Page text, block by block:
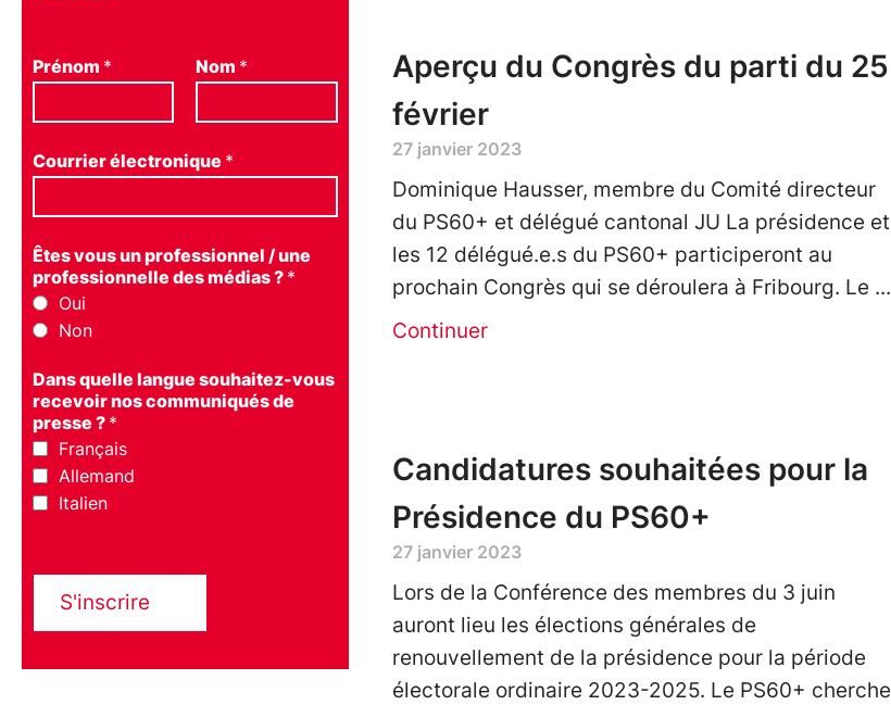
Prénom * Nom *
Courrier électronique *
Êtes vous un professionnel / une
professionnelle des médias ? *
Oui
Non
Dans quelle langue souhaitez-vous
recevoir nos communiqués de
presse ? *
Français
Allemand
Italien
S'inscrire
Aperçu du Congrès du parti du 25
février
27 janvier 2023
Dominique Hausser, membre du Comité directeur
du PS60+ et délégué cantonal JU La présidence et
les 12 délégué.e.s du PS60+ participeront au
prochain Congrès qui se déroulera à Fribourg. Le
Continuer
Candidatures souhaitées pour la
Présidence du PS60+
27 janvier 2023
Lors de la Conférence des membres du 3 juin
auront lieu les élections générales de
renouvellement de la présidence pour la période
électorale ordinaire 2023-2025. Le PS60+ cherche